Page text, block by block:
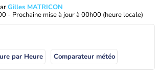
Gilles MATRICON
- Prochaine mise à jour à 00h00 (heure locale)
par Heure Comparateur météo